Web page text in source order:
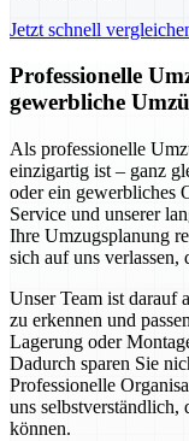
Jetzt schnell
Professionelle
gewerbliche
Als professionelle
einzigartig ist – ganz
oder ein gewerbliches
Service und unserer
Ihre Umzugsplanung
sich auf uns
Unser Team ist darauf
zu erkennen und
Lagerung oder
Dadurch sparen Sie
Professionelle
uns selbstverständlich,
können.